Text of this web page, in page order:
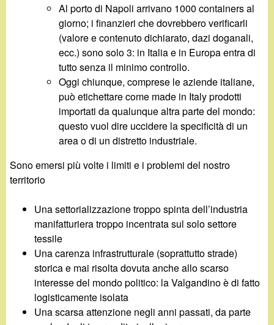
Al porto di Napoli arrivano 1000 containers al
giorno; i finanzieri che dovrebbero verificarli
(valore e contenuto dichiarato, dazi doganali,
ecc.) sono solo 3: in Italia e in Europa entra di
tutto senza il minimo controllo.
Oggi chiunque, comprese le aziende italiane,
può etichettare come made in Italy prodotti
importati da qualunque altra parte del mondo:
questo vuol dire uccidere la specificità di un
area o di un distretto industriale.
Sono emersi più volte i limiti e i problemi del nostro
territorio
Una settorializzazione troppo spinta dell’industria
manifatturiera troppo incentrata sul solo settore
tessile
Una carenza infrastrutturale (soprattutto strade)
storica e mai risolta dovuta anche allo scarso
interesse del mondo politico: la Valgandino è di fatto
logisticamente isolata
Una scarsa attenzione negli anni passati, da parte